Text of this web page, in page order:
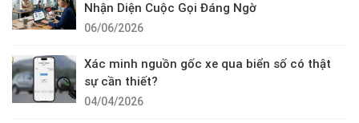
Nhận Diện Cuộc Gọi Đáng Ngờ
06/06/2026
Xác minh nguồn gốc xe qua biển số có thật
sự cần thiết?
04/04/2026